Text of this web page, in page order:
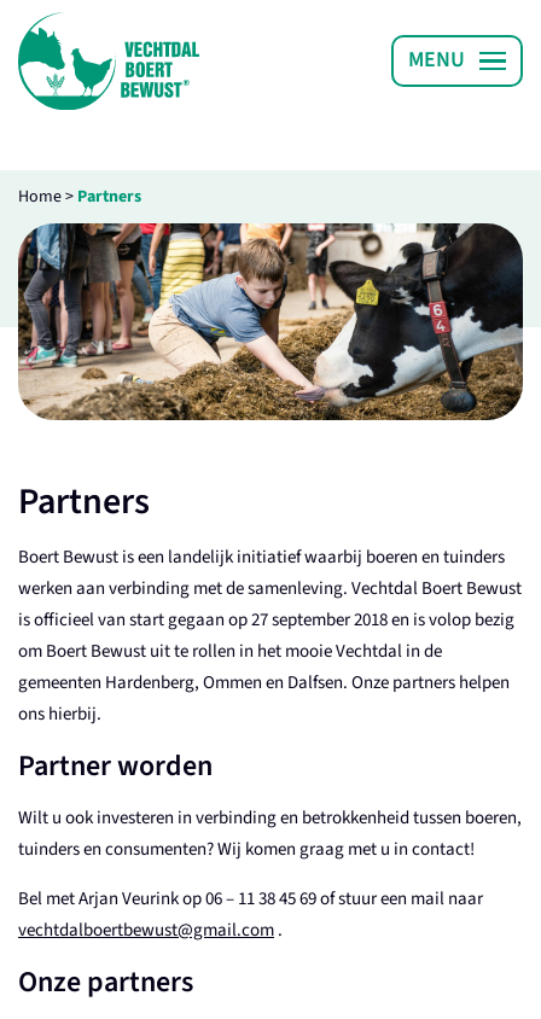
Home> Partners
Partners
Boert Bewust is een landelijk initiatief waarbij boeren en tuinders
werken aan verbinding met de samenleving. Vechtdal Boert Bewust
is officieel van start gegaan op 27 september 2018 en is volop bezig
om Boert Bewust uit te rollen in het mooie Vechtdal in de
gemeenten Hardenberg, Ommen en Dalfsen. Onze partners helpen
ons hierbij.
Partner worden
Wilt u ook investeren in verbinding en betrokkenheid tussen boeren,
tuinders en consumenten? Wij komen graag met u in contact!
Bel met Arjan Veurink op 06 – 11 38 45 69 of stuur een mail naar
vechtdalboertbewust@gmail.com.
Onze partners